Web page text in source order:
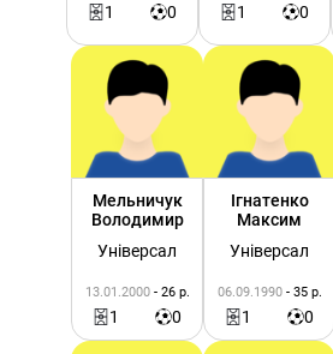
1 0 1 0
Мельничук
Володимир
Універсал
13.01.2000 - 26 р.
1 0
Ігнатенко
Максим
Універсал
06.09.1990 - 35 р.
1 0